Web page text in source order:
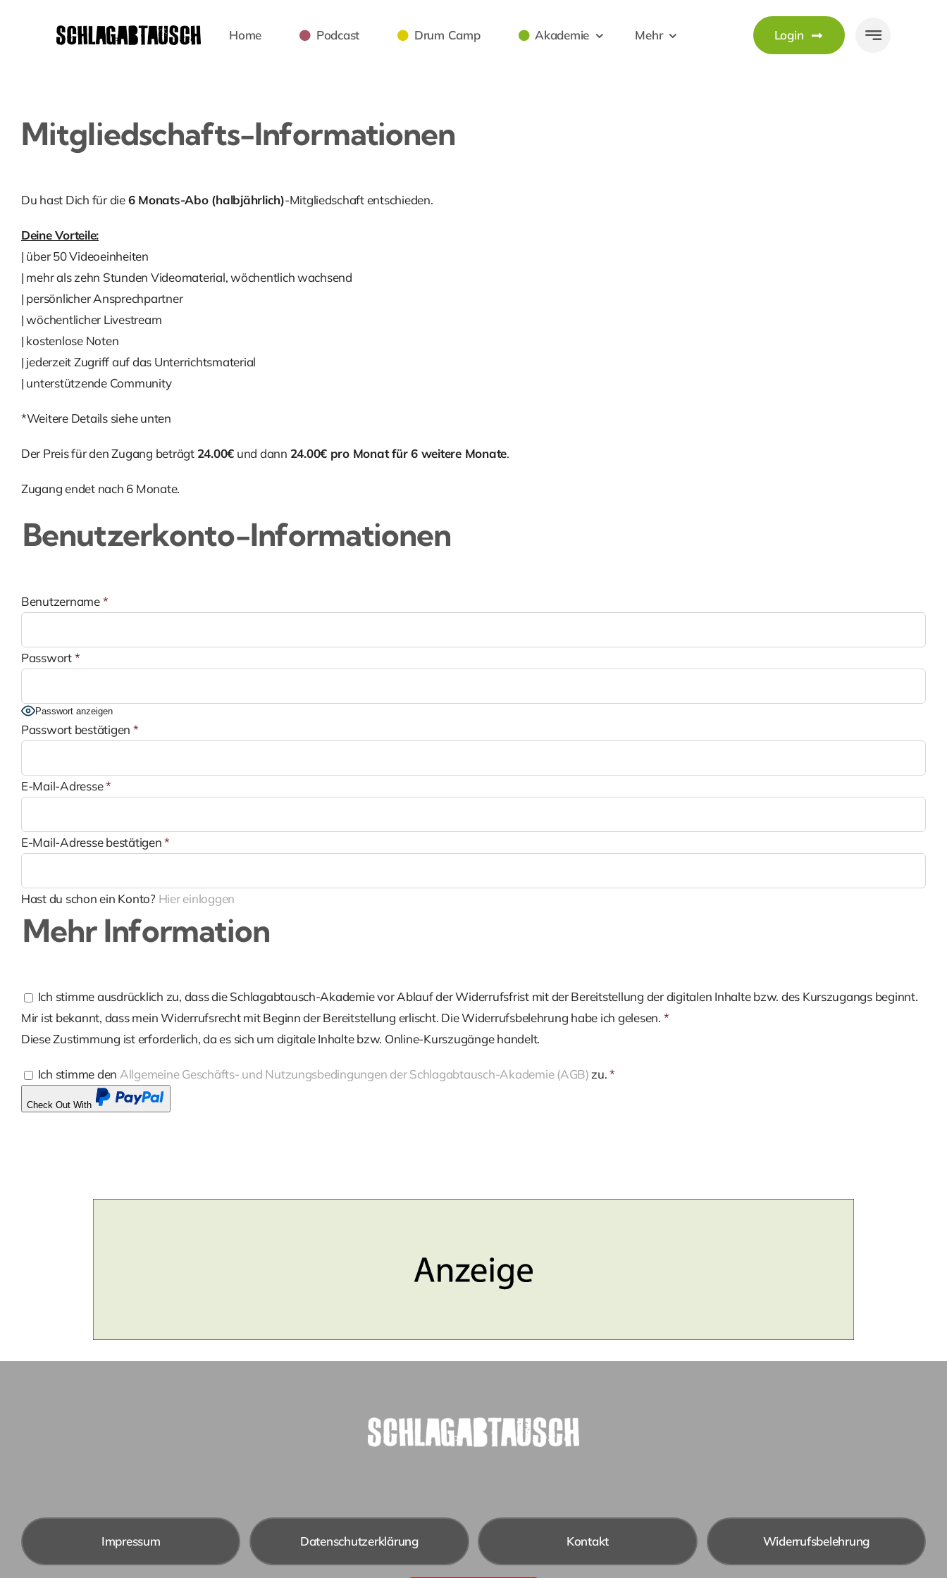
Home Podcast Drum Camp Akademie Mehr Login
Mitgliedschafts-Informationen
Du hast Dich für die6 Monats-Abo (halbjährlich)-Mitgliedschaft entschieden.
Deine Vorteile:
| über 50 Videoeinheiten
| mehr als zehn Stunden Videomaterial, wöchentlich wachsend
| persönlicher Ansprechpartner
| wöchentlicher Livestream
| kostenlose Noten
| jederzeit Zugriff auf das Unterrichtsmaterial
| unterstützende Community
*Weitere Details siehe unten
Der Preis für den Zugang beträgt 24.00€ und dann 24.00€ pro Monat für 6 weitere Monate.
Zugang endet nach 6 Monate.
Benutzerkonto-Informationen
Benutzername*
Passwort*
Passwort anzeigen
Passwort bestätigen *
E-Mail-Adresse*
E-Mail-Adresse bestätigen *
Hast du schon ein Konto? Hier einloggen
Mehr Information
Ich stimme ausdrücklich zu, dass die Schlagabtausch-Akademie vor Ablauf der Widerrufsfrist mit der Bereitstellung der digitalen Inhalte bzw. des Kurszugangs beginnt.
Mir ist bekannt, dass mein Widerrufsrecht mit Beginn der Bereitstellung erlischt. Die Widerrufsbelehrung habe ich gelesen. *
Diese Zustimmung ist erforderlich, da es sich um digitale Inhalte bzw. Online-Kurszugänge handelt.
Ich stimme den Allgemeine Geschäfts- und Nutzungsbedingungen der Schlagabtausch-Akademie (AGB) zu.*
Check Out With
PayPal
Impressum Datenschutzerklärung Kontakt Widerrufsbelehrung